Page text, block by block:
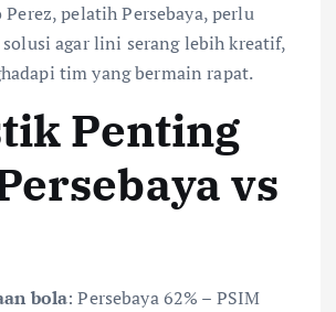
Perez, pelatih Persebaya, perlu
solusi agar lini serang lebih kreatif,
tim yang bermain rapat.
Penting
vs
bola: Persebaya 62% – PSIM